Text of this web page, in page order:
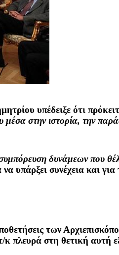
υπέδειξε ότι
μέσα στην ιστορία, την
δυνάμεων που
υπάρξει συνέχεια και
των
πλευρά στη θετική αυτή